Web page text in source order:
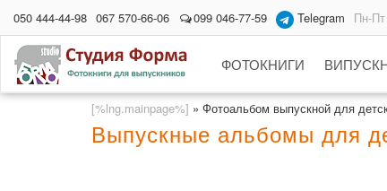
050 444-44-98 067 570-66-06 099 046-77-59 Telegram Пн-
ФОТОКНИГИ
[%lng.mainpage%] » Фотоальбом выпускной для
Выпускные альбомы для